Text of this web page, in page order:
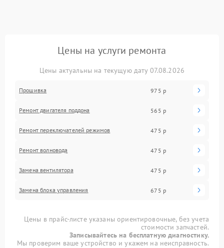
Цены на услуги ремонта
Цены актуальны на текущую дату 07.08.2026
Прошивка 975 р
Ремонт двигателя поддона 565 р
Ремонт переключателей режимов 475 р
Ремонт волновода 475 р
Замена вентилятора 475 р
Замена блока управления 675 р
Цены в прайс-листе указаны ориентировочные, без учета
стоимости запчастей.
Записывайтесь на бесплатную диагностику.
Мы проверим ваше устройство и укажем на неисправность.